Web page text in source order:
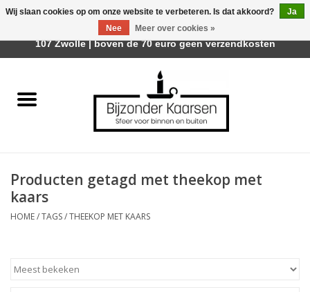
Räder Design Stories
Geurkaarsen
Tafelhaarden
Producten getagd met theekop met
kaars
HOME/TAGS/THEEKOP MET KAARS
Wij slaan cookies op om onze website te verbeteren. Is dat akkoord?
Ja
Nee
Meer over cookies »
Afhalen is mogelijk bij Trotz Woon & Cadeau | Belvederelaan
107 Zwolle | boven de 70 euro geen verzendkosten